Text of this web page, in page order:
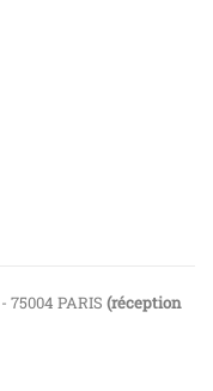
75004 PARIS (réception